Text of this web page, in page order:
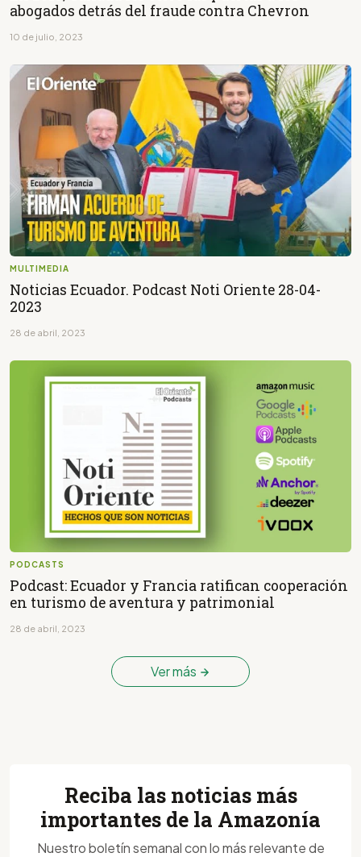
abogados detrás del fraude contra Chevron
10 de julio, 2023
MULTIMEDIA
Noticias Ecuador. Podcast Noti Oriente 28-04-
2023
28 de abril, 2023
PODCASTS
Podcast: Ecuador y Francia ratifican cooperación
en turismo de aventura y patrimonial
28 de abril, 2023
Ver más
Reciba las noticias más
importantes de la Amazonía
Nuestro boletín semanal con lo más relevante de